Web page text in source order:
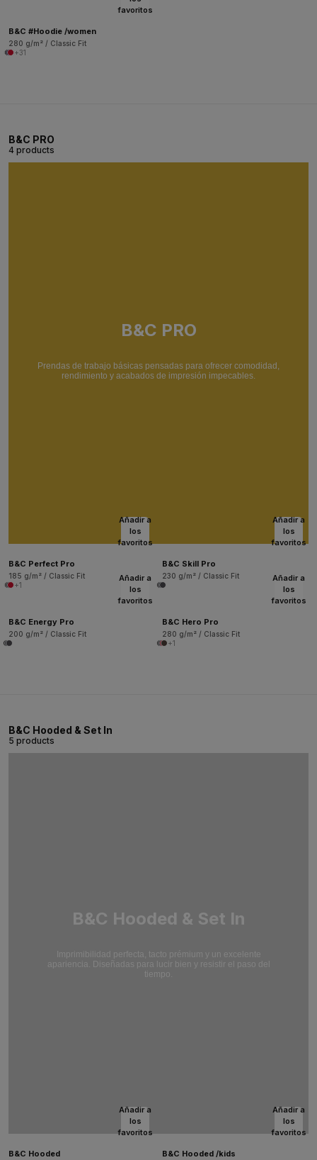
favoritos
B&C #Hoodie /women
280 g/m² / Classic Fit
+31
B&C PRO
4 products
B&C PRO
Prendas de trabajo básicas pensadas para ofrecer comodidad,
rendimiento y acabados de impresión impecables.
Añadir a
los
favoritos
B&C Perfect Pro
185 g/m² / Classic Fit
+1
Añadir a
los
favoritos
B&C Skill Pro
230 g/m² / Classic Fit
Añadir a
los
favoritos
B&C Energy Pro
200 g/m² / Classic Fit
Añadir a
los
favoritos
B&C Hero Pro
280 g/m² / Classic Fit
+1
B&C Hooded & Set In
5 products
B&C Hooded & Set In
Imprimibilidad perfecta, tacto prémium y un excelente
apariencia. Diseñadas para lucir bien y resistir el paso del
tiempo.
Añadir a
los
favoritos
B&C Hooded
Añadir a
los
favoritos
B&C Hooded /kids